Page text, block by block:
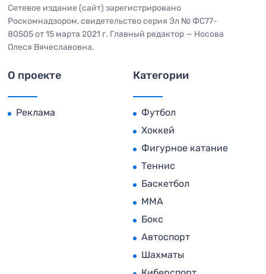
Сетевое издание (сайт) зарегистрировано
Роскомнадзором, свидетельство серия Эл № ФС77-
80505 от 15 марта 2021 г. Главный редактор — Носова
Олеся Вячеславовна.
О проекте
Реклама
Категории
Футбол
Хоккей
Фигурное катание
Теннис
Баскетбол
MMA
Бокс
Автоспорт
Шахматы